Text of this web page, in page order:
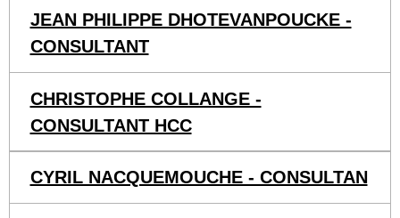
JEAN PHILIPPE DHOTEVANPOUCKE -
CONSULTANT
CHRISTOPHE COLLANGE -
CONSULTANT HCC
CYRIL NACQUEMOUCHE - CONSULTAN